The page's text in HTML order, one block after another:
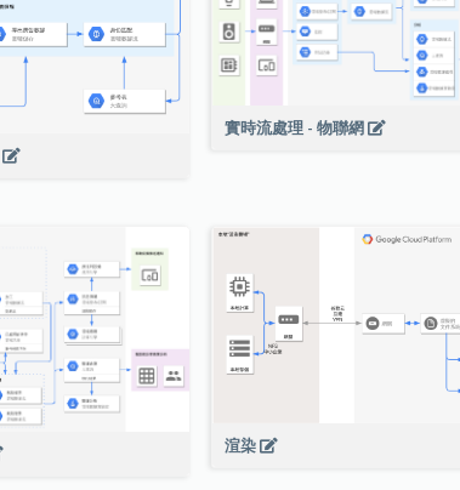
實時流處理 - 物聯網
渲染